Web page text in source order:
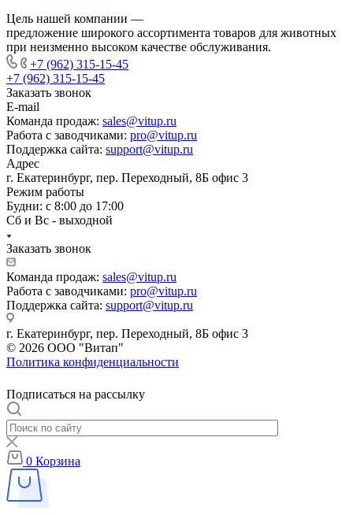
Цель нашей компании —
предложение широкого ассортимента товаров для животных
при неизменно высоком качестве обслуживания.
+7 (962) 315-15-45
+7 (962) 315-15-45
Заказать звонок
E-mail
Команда продаж: sales@vitup.ru
Работа с заводчиками: pro@vitup.ru
Поддержка сайта: support@vitup.ru
Адрес
г. Екатеринбург, пер. Переходный, 8Б офис 3
Режим работы
Будни: с 8:00 до 17:00
Сб и Вс - выходной
Заказать звонок
Команда продаж: sales@vitup.ru
Работа с заводчиками: pro@vitup.ru
Поддержка сайта: support@vitup.ru
г. Екатеринбург, пер. Переходный, 8Б офис 3
© 2026 ООО "Витап"
Политика конфиденциальности
Подписаться на рассылку
0 Корзина